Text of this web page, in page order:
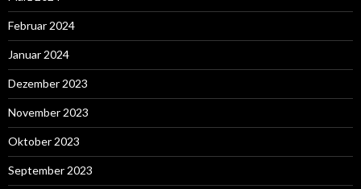
Februar 2024
Januar 2024
Dezember 2023
November 2023
Oktober 2023
September 2023